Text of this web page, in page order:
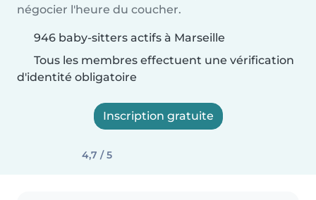
négocier l'heure du coucher.
946 baby-sitters actifs à Marseille
Tous les membres effectuent une vérification
d'identité obligatoire
Inscription gratuite
4,7 / 5